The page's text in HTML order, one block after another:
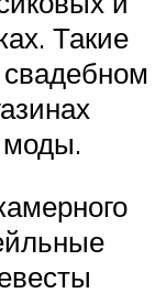
Такие
моды.